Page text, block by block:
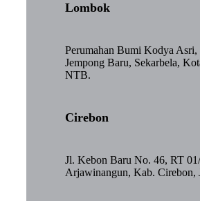
Lombok
Perumahan Bumi Kodya Asri,
Jempong Baru, Sekarbela,
NTB.
Cirebon
Jl. Kebon Baru No. 46, RT
Arjawinangun, Kab. Cirebon,